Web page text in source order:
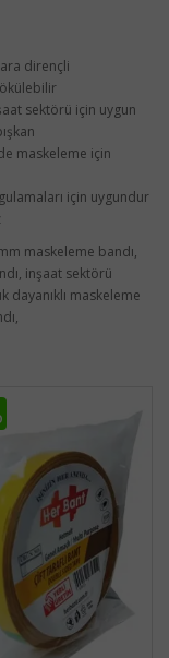
dirençli
sektörü için uygun
maskeleme için
için uygundur
maskeleme bandı,
inşaat sektörü
dayanıklı maskeleme